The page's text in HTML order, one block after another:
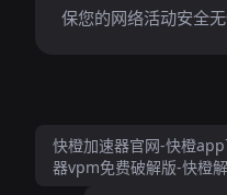
保您的网络活动安全无
快橙加速器官网-快橙
器vpm免费破解版-快橙